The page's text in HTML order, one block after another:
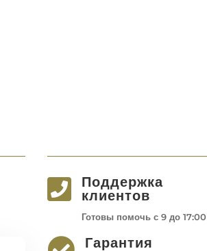

Поддержка
клиентов
Готовы помочь с 9 до 17:00
Гарантия